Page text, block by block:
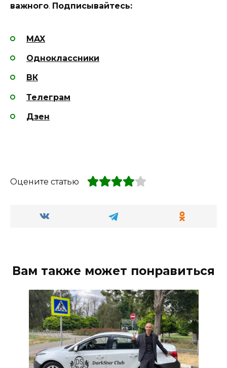
важного. Подписывайтесь:
MAX
Одноклассники
ВК
Телеграм
Дзен
Оцените статью
Вам также может понравиться